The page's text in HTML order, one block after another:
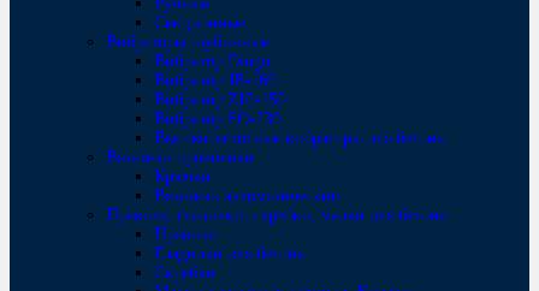
Секционные
Вибраторы глубинные
Вибратор Dingo
Вибратор JB-160
Вибратор ZIP-150
Bибратор FO-230
Высокочастотные вибраторы для бетона
Вязатели проволоки
Крючки
Вязатели автоматические
Правила, гладилки, скребки, малки для бетона
Правила
Гладилки для бетона
Скребки